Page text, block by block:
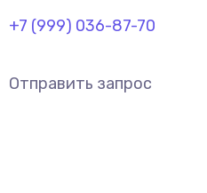
+7 (999) 036-87-70
Отправить запрос